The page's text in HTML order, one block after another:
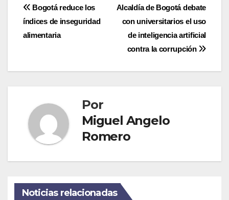
Navegación
de
Alcaldía de Bogotá debate
con universitarios el uso
de inteligencia artificial
contra la corrupción
Bogotá reduce los
índices de inseguridad
alimentaria
Por
Miguel Angelo
Romero
Noticias relacionadas